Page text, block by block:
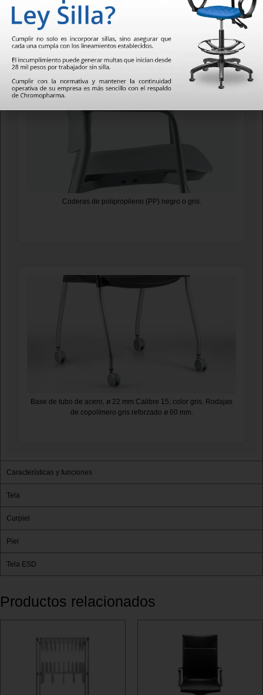
Asiento y respaldo de polipropileno (PP) negro o gris.
Coderas de polipropileno (PP) negro o gris.
Base de tubo de acero, ø 22 mm Calibre 15, color gris. Rodajas
de copolímero gris reforzado ø 60 mm.
Características y funciones
Tela
Curpiel
Piel
Tela ESD
Productos relacionados